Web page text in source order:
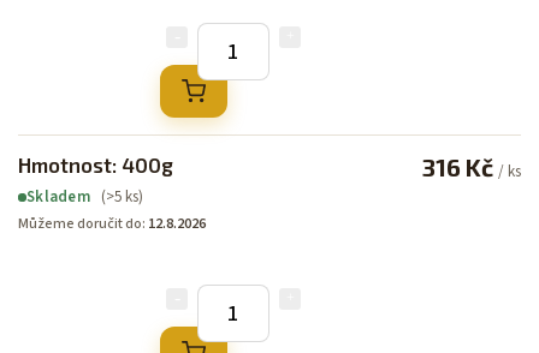
Hmotnost: 400g
Skladem (>5 ks)
Můžeme doručit do: 12.8.2026
316 Kč / ks